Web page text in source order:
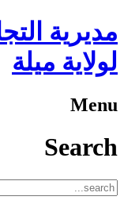
مديرية
لولاية ميلة
Menu
Search